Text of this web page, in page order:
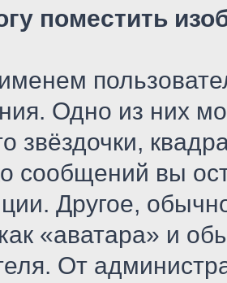
поместить
Одно из них
звёздочки,
сообщений вы
Другое,
«аватара» и
От